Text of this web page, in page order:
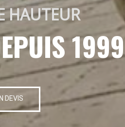
HAUTEUR
1999
DEVIS